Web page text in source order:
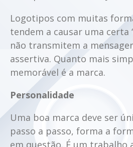
Logotipos com muitas
tendem a causar uma certa
não transmitem a
assertiva. Quanto mais
memorável é a marca.
Personalidade
Uma boa marca deve ser
passo a passo, forma a